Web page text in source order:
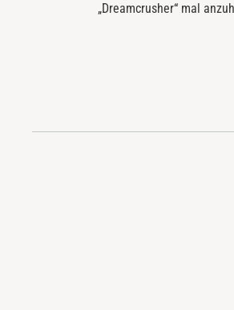
„Dreamcrusher“ mal